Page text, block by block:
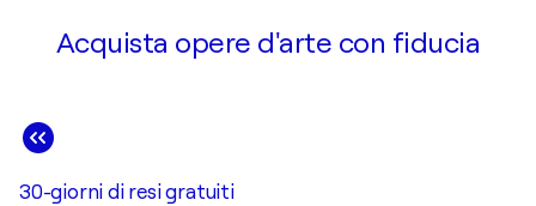
Acquista opere d'arte con fiducia
30-giorni di resi gratuiti